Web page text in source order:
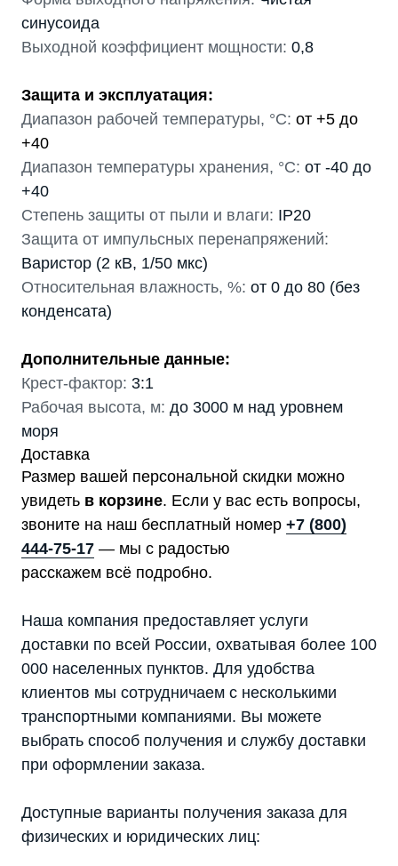
синусоида
Выходной коэффициент мощности: 0,8
Защита и эксплуатация:
Диапазон рабочей температуры, °С: от +5 до
+40
Диапазон температуры хранения, °С: от -40 до
+40
Степень защиты от пыли и влаги: IP20
Защита от импульсных перенапряжений:
Варистор (2 кВ, 1/50 мкс)
Относительная влажность, %: от 0 до 80 (без
конденсата)
Дополнительные данные:
Крест-фактор: 3:1
Рабочая высота, м: до 3000 м над уровнем
моря
Доставка
Размер вашей персональной скидки можно
увидеть в корзине. Если у вас есть вопросы,
звоните на наш бесплатный номер +7 (800)
444-75-17 — мы с радостью
расскажем всё подробно.
Наша компания предоставляет услуги
доставки по всей России, охватывая более 100
000 населенных пунктов. Для удобства
клиентов мы сотрудничаем с несколькими
транспортными компаниями. Вы можете
выбрать способ получения и службу доставки
при оформлении заказа.
Доступные варианты получения заказа для
физических и юридических лиц: